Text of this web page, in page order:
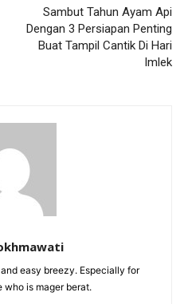
Sambut Tahun Ayam Api
Dengan 3 Persiapan Penting
Buat Tampil Cantik Di Hari
Imlek
easy breezy. Especially for
who is mager berat.